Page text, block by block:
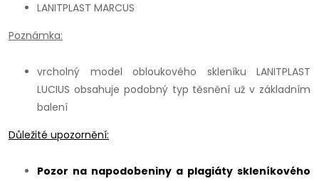
LANITPLAST MARCUS
Poznámka:
vrcholný model obloukového skleníku LANITPLAST
LUCIUS obsahuje podobný typ těsnění už v základním
balení
Důležité upozornění:
Pozor na napodobeniny a plagiáty skleníkového